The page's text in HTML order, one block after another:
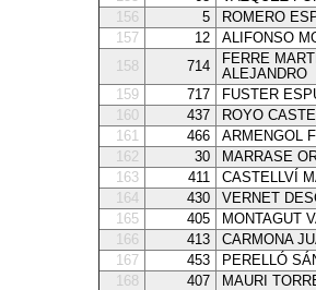
156
5 ROMERO
157
12 ALIFONSO
158
714
FERRE
ALEJANDRO
159
717 FUSTER
160
437 ROYO
161
466 ARMENGOL
162
30 MARRASE
163
411 CASTELLVÍ
164
430 VERNET
165
405 MONTAGUT
166
413 CARMONA
167
453 PERELLÓ
168
407 MAURI